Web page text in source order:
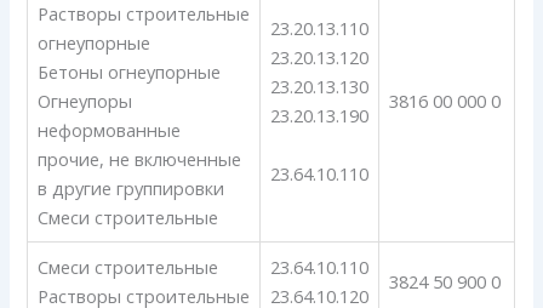
Растворы строительные
огнеупорные
Бетоны огнеупорные
Огнеупоры
неформованные
прочие, не включенные
в другие группировки
Смеси строительные
23.20.13.110
23.20.13.120
23.20.13.130
23.20.13.190
23.64.10.110
3816 00 000 0
Смеси строительные
Растворы строительные
23.64.10.110
23.64.10.120
3824 50 900 0